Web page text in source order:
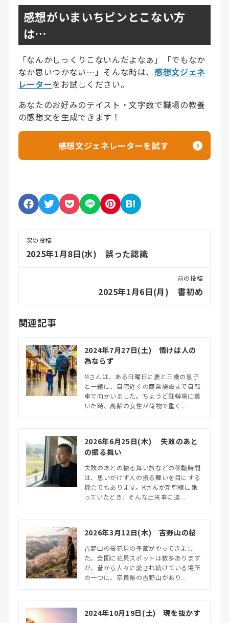
感想がいまいちピンとこない方
は…
「なんかしっくりこないんだよなぁ」「でもなか
なか思いつかない…」そんな時は、感想文ジェネ
レーターをお試しください。
あなたのお好みのテイスト・文字数で職場の教養
の感想文を生成できます！
感想文ジェネレーターを試す
次の投稿
2025年1月8日(水) 誤った認識
前の投稿
2025年1月6日(月) 書初め
関連記事
2024年7月27日(土) 情けは人の
為ならず
Mさんは、ある日曜日に妻と三歳の息子
と一緒に、自宅近くの商業施設まで自転
車で向かいました。ちょうど駐輪場に着
いた時、高齢の女性が荷物で重く...
2026年6月25日(木) 失敗のあと
の振る舞い
失敗のあとの振る舞い旅などの移動時間
は、思いがけず人の振る舞いを目にする
機会でもあります。Kさんが新幹線に乗
っていたとき、そんな出来事に遭...
2026年3月12日(木) 吉野山の桜
吉野山の桜花見の季節がやってきまし
た。全国に花見スポットは数多あります
が、昔から人々に愛され続けている場所
の一つに、奈良県の吉野山があり...
2024年10月19日(土) 現を抜かす